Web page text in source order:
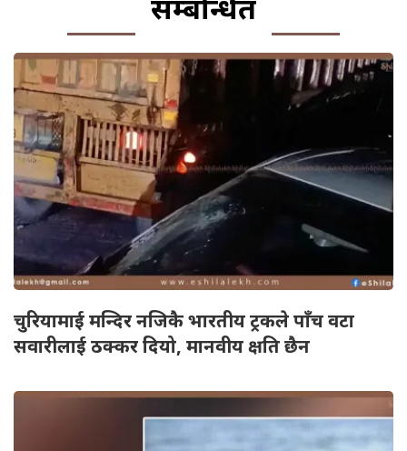
चुरियामाई मन्दिर नजिकै भारतीय ट्रकले पाँच वटा
सवारीलाई ठक्कर दियो, मानवीय क्षति छैन